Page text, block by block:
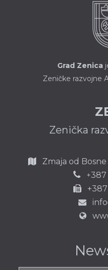
Grad Zenica
Zeničke razvojne
Zenička
Zmaja od Bosne
+387